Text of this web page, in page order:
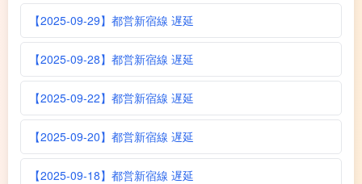
【2025-09-29】都営新宿線 遅延
【2025-09-28】都営新宿線 遅延
【2025-09-22】都営新宿線 遅延
【2025-09-20】都営新宿線 遅延
【2025-09-18】都営新宿線 遅延